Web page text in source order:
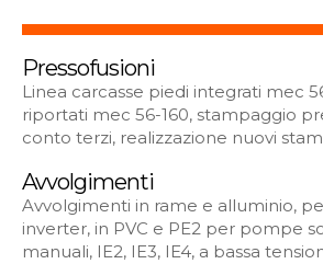
Pressofusioni
Linea carcasse piedi integrati mec
riportati mec 56-160, stampaggio
conto terzi, realizzazione nuovi
Avvolgimenti
Avvolgimenti in rame e alluminio,
inverter, in PVC e PE2 per pompe
manuali, IE2, IE3, IE4, a bassa